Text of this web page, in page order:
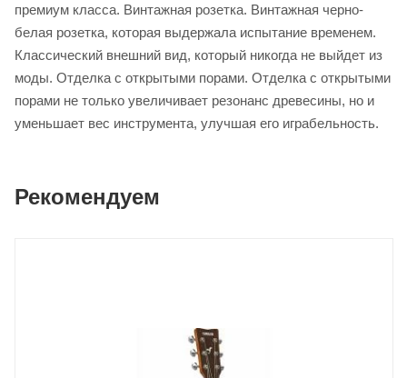
премиум класса. Винтажная розетка. Винтажная черно-
белая розетка, которая выдержала испытание временем.
Классический внешний вид, который никогда не выйдет из
моды. Отделка с открытыми порами. Отделка с открытыми
порами не только увеличивает резонанс древесины, но и
уменьшает вес инструмента, улучшая его играбельность.
Рекомендуем